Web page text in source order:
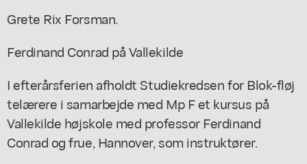
Grete Rix Forsman.
Ferdinand Conrad på Vallekilde
I efterårsferien afholdt Studiekredsen for Blok-fløj
telærere i samarbejde med Mp F et kursus på
Vallekilde højskole med professor Ferdinand
Conrad og frue, Hannover, som instruktører.